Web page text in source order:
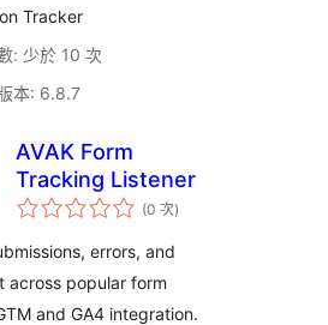
Tracker
: 少於 10 次
本: 6.8.7
AVAK Form
Tracking Listener
(0 次評
分
數
)
errors, and
across popular form
and GA4 integration.